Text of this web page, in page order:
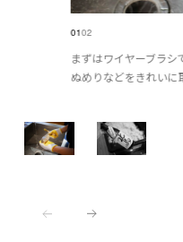
0102
まずはワイヤーブラ
ぬめりなどをきれいに